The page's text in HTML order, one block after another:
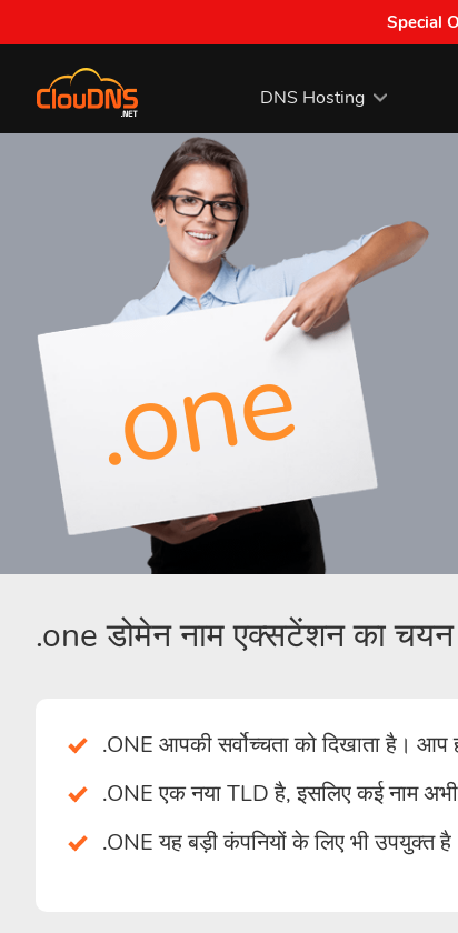
Special
DNS Hosting
.one
.one डोमेन नाम एक्सटेंशन का
.ONE आपकी सर्वोच्चता को दिखाता है।
.ONE एक नया TLD है, इसलिए कई नाम
.ONE यह बड़ी कंपनियों के लिए भी उपयुक्त